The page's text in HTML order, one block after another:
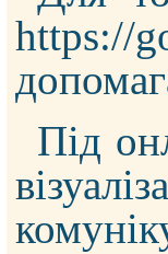
https://
Під